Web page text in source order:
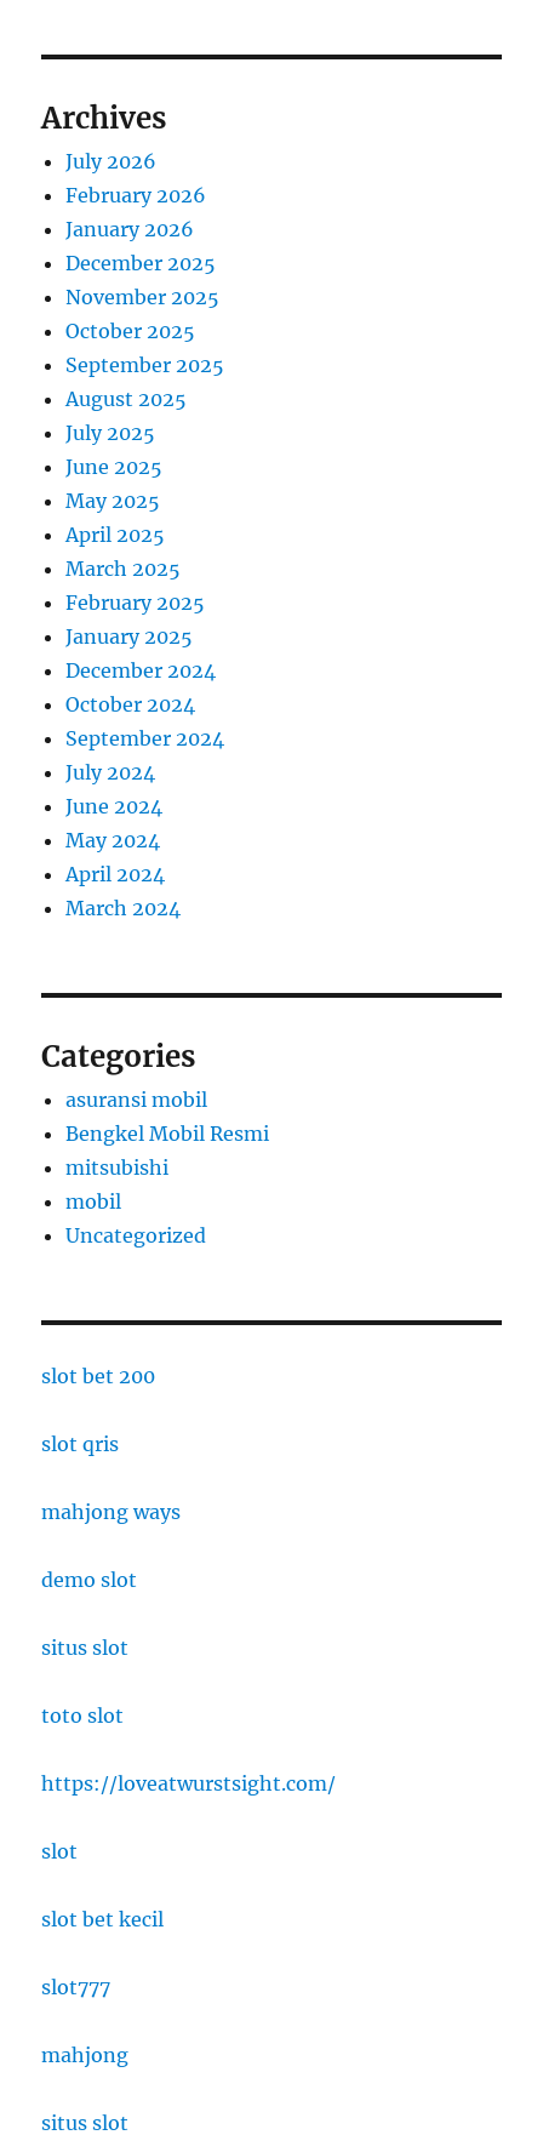
Archives
July 2026
February 2026
January 2026
December 2025
November 2025
October 2025
September 2025
August 2025
July 2025
June 2025
May 2025
April 2025
March 2025
February 2025
January 2025
December 2024
October 2024
September 2024
July 2024
June 2024
May 2024
April 2024
March 2024
Categories
asuransi mobil
Bengkel Mobil Resmi
mitsubishi
mobil
Uncategorized
slot bet 200
slot qris
mahjong ways
demo slot
situs slot
toto slot
https://loveatwurstsight.com/
slot
slot bet kecil
slot777
mahjong
situs slot